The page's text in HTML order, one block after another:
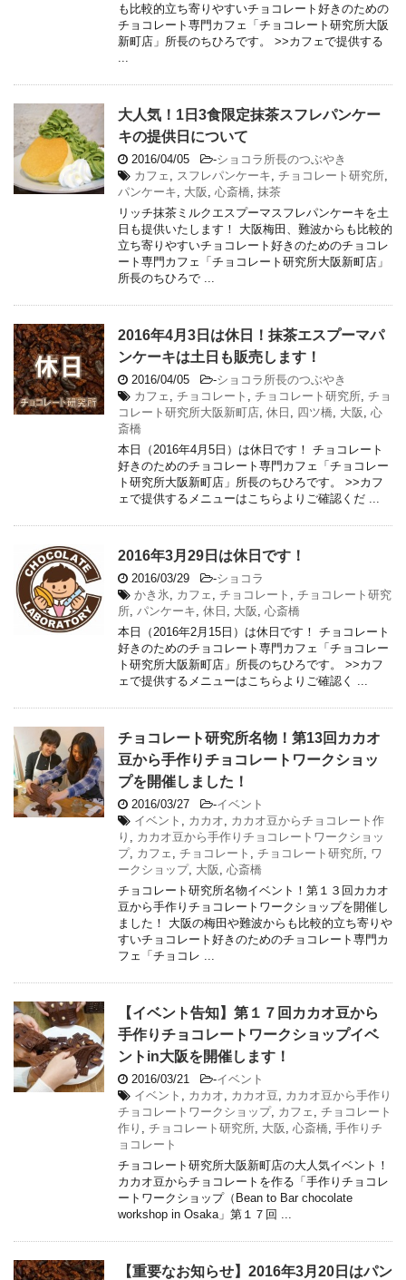
も比較的立ち寄りやすいチョコレート好きのための
チョコレート専門カフェ「チョコレート研究所大阪
新町店」所長のちひろです。 >>カフェで提供する
...
大人気！1日3食限定抹茶スフレパンケー
キの提供日について
2016/04/05 -ショコラ所長のつぶやき
カフェ , スフレパンケーキ, チョコレート研究所,
パンケーキ, 大阪 , 心斎橋, 抹茶
リッチ抹茶ミルクエスプーマスフレパンケーキを土
日も提供いたします！ 大阪梅田、難波からも比較的
立ち寄りやすいチョコレート好きのためのチョコレ
ート専門カフェ「チョコレート研究所大阪新町店」
所長のちひろで ...
2016年4月3日は休日！抹茶エスプーマパ
ンケーキは土日も販売します！
2016/04/05 -ショコラ所長のつぶやき
カフェ , チョコレート , チョコレート研究所, チョ
コレート研究所大阪新町店, 休日 , 四ツ橋, 大阪 , 心
斎橋
本日（2016年4月5日）は休日です！ チョコレート
好きのためのチョコレート専門カフェ「チョコレー
ト研究所大阪新町店」所長のちひろです。 >>カフ
ェで提供するメニューはこちらよりご確認くだ ...
2016年3月29日は休日です！
2016/03/29 -ショコラ
かき氷, カフェ , チョコレート , チョコレート研究
所, パンケーキ, 休日 , 大阪 , 心斎橋
本日（2016年2月15日）は休日です！ チョコレート
好きのためのチョコレート専門カフェ「チョコレー
ト研究所大阪新町店」所長のちひろです。 >>カフ
ェで提供するメニューはこちらよりご確認く ...
チョコレート研究所名物！第13回カカオ
豆から手作りチョコレートワークショッ
プを開催しました！
2016/03/27 -イベント
イベント , カカオ, カカオ豆からチョコレート作
り , カカオ豆から手作りチョコレートワークショッ
プ, カフェ , チョコレート , チョコレート研究所, ワ
ークショップ, 大阪 , 心斎橋
チョコレート研究所名物イベント！第１３回カカオ
豆から手作りチョコレートワークショップを開催し
ました！ 大阪の梅田や難波からも比較的立ち寄りや
すいチョコレート好きのためのチョコレート専門カ
フェ「チョコレ ...
【イベント告知】第１７回カカオ豆から
手作りチョコレートワークショップイベ
ントin大阪を開催します！
2016/03/21 -イベント
イベント , カカオ, カカオ豆, カカオ豆から手作り
チョコレートワークショップ, カフェ , チョコレート
作り , チョコレート研究所, 大阪 , 心斎橋, 手作りチ
ョコレート
チョコレート研究所大阪新町店の大人気イベント！
カカオ豆からチョコレートを作る「手作りチョコレ
ートワークショップ（Bean to Bar chocolate
workshop in Osaka」第１７回 ...
【重要なお知らせ】2016年3月20日はパン